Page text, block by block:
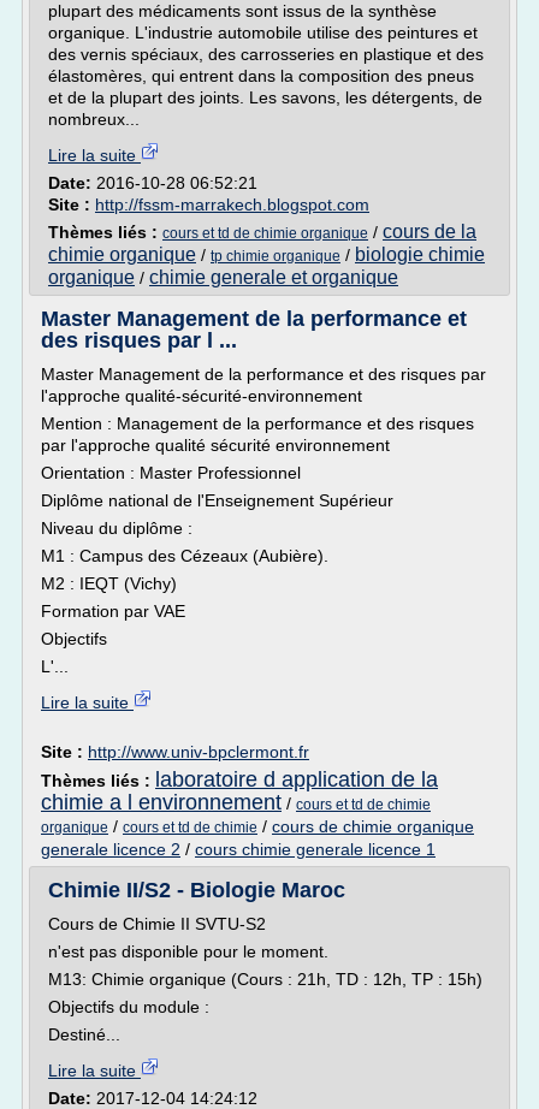
plupart des médicaments sont issus de la synthèse
organique. L'industrie automobile utilise des peintures et
des vernis spéciaux, des carrosseries en plastique et des
élastomères, qui entrent dans la composition des pneus
et de la plupart des joints. Les savons, les détergents, de
nombreux...
Lire la suite
Date: 2016-10-28 06:52:21
Site : http://fssm-marrakech.blogspot.com
Thèmes liés : cours et td de chimie organique / cours de la
chimie organique / tp chimie organique / biologie chimie
organique / chimie generale et organique
Master Management de la performance et
des risques par l ...
Master Management de la performance et des risques par
l'approche qualité-sécurité-environnement
Mention : Management de la performance et des risques
par l'approche qualité sécurité environnement
Orientation : Master Professionnel
Diplôme national de l'Enseignement Supérieur
Niveau du diplôme :
M1 : Campus des Cézeaux (Aubière).
M2 : IEQT (Vichy)
Formation par VAE
Objectifs
L'...
Lire la suite
Site : http://www.univ-bpclermont.fr
Thèmes liés : laboratoire d application de la
chimie a l environnement / cours et td de chimie
organique / cours et td de chimie / cours de chimie organique
generale licence 2 / cours chimie generale licence 1
Chimie II/S2 - Biologie Maroc
Cours de Chimie II SVTU-S2
n'est pas disponible pour le moment.
M13: Chimie organique (Cours : 21h, TD : 12h, TP : 15h)
Objectifs du module :
Destiné...
Lire la suite
Date: 2017-12-04 14:24:12